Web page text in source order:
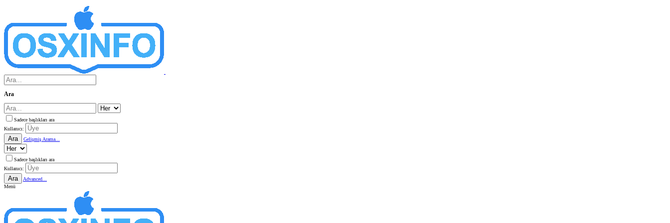
Ara
Sadece başlıkları ara
Kullanıcı:
Ara Gelişmiş Arama...
Sadece başlıkları ara
Kullanıcı:
Ara
Advanced...
Menü